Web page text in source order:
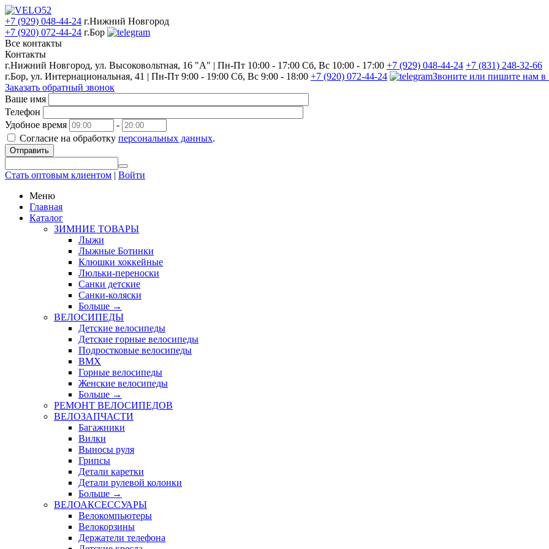
+7 (929) 048-44-24 г.Нижний Новгород
+7 (920) 072-44-24 г.Бор
Все контакты
Контакты
г.Нижний Новгород, ул. Высоковольтная, 16 "А" | Пн-Пт 10:00 - 17:00 Сб, Вс 10:00 - 17:00 +7 (929) 048-44-24 +7 (831) 248-32-66
г.Бор, ул. Интернациональная, 41 | Пн-Пт 9:00 - 19:00 Сб, Вс 9:00 - 18:00 +7 (920) 072-44-24
Звоните или пишите нам в
Заказать обратный звонок
Ваше имя
Телефон
Удобное время
-
Согласие на обработку персональных данных.
Отправить
Стать оптовым клиентом | Войти
Меню
Главная
Каталог
ЗИМНИЕ ТОВАРЫ
Лыжи
Лыжные Ботинки
Клюшки хоккейные
Люльки-переноски
Санки детские
Санки-коляски
Больше →
ВЕЛОСИПЕДЫ
Детские велосипеды
Детские горные велосипеды
Подростковые велосипеды
BMX
Горные велосипеды
Женские велосипеды
Больше →
РЕМОНТ ВЕЛОСИПЕДОВ
ВЕЛОЗАПЧАСТИ
Багажники
Вилки
Выносы руля
Грипсы
Детали каретки
Детали рулевой колонки
Больше →
ВЕЛОАКСЕССУАРЫ
Велокомпьютеры
Велокорзины
Держатели телефона